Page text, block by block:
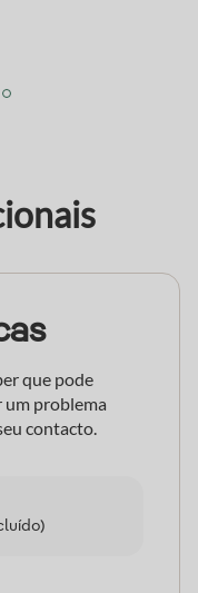
que pode
um problema
contacto.